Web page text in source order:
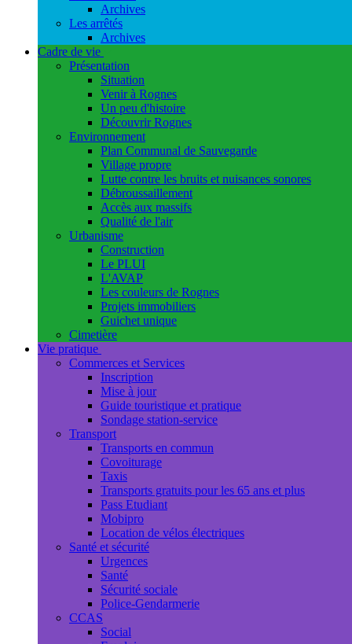
Archives
Les arrêtés
Archives
Cadre de vie
Présentation
Situation
Venir à Rognes
Un peu d'histoire
Découvrir Rognes
Environnement
Plan Communal de Sauvegarde
Village propre
Lutte contre les bruits et nuisances sonores
Débroussaillement
Accès aux massifs
Qualité de l'air
Urbanisme
Construction
Le PLUI
L'AVAP
Les couleurs de Rognes
Projets immobiliers
Guichet unique
Cimetière
Vie pratique
Commerces et Services
Inscription
Mise à jour
Guide touristique et pratique
Sondage station-service
Transport
Transports en commun
Covoiturage
Taxis
Transports gratuits pour les 65 ans et plus
Pass Etudiant
Mobipro
Location de vélos électriques
Santé et sécurité
Urgences
Santé
Sécurité sociale
Police-Gendarmerie
CCAS
Social